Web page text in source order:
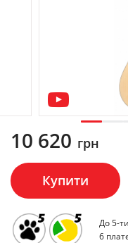
10 620 грн
Купити
До 5-
6